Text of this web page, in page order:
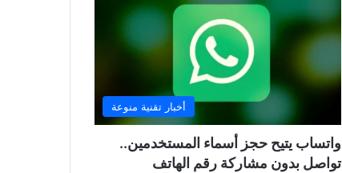
أخبار تقنية منوعة
واتساب يتيح حجز أسماء المستخدمين..
تواصل بدون مشاركة رقم الهاتف